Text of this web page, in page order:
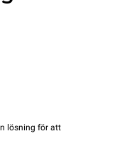
lösning för att